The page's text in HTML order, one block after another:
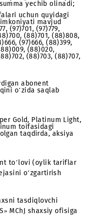
chegirmalar
ulanish
imkoniyati
olgan holda
o‘tkazilganda
abonent —
avans to‘lovini
shaxs nomiga
tugagandan keyin
uchun to‘lov aksiya
amalga
keyin qilinsa,
summa yechib
toifalari uchun
imkoniyati mavjud
(97)701, (97)779,
(88)700, (88)701,